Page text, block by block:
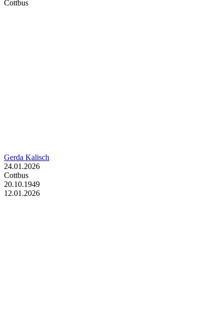
Cottbus
Gerda Kalisch
24.01.2026
Cottbus
20.10.1949
12.01.2026